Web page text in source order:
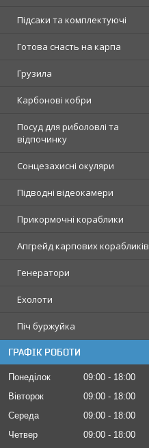
Підсаки та комплектуючі
Готова снасть на карпа
Грузила
Карбонові кобри
Посуд для риболовлі та
відпочинку
Сонцезахисні окуляри
Підводні відеокамери
Прикормочні кораблики
Апгрейд карпових корабликів
Генератори
Ехолоти
Піч буржуйка
ГРАФІК РОБОТИ
Понеділок 09:00
18:00
Вівторок
09:00
18:00
Середа
09:00
18:00
Четвер
09:00
18:00